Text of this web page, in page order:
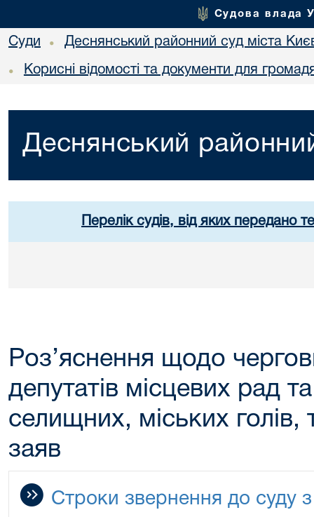
Судова влада
Суди • Деснянський районний суд міста
• Корисні відомості та документи для
Деснянський
Перелік судів, від яких передано
Роз’яснення щодо
депутатів місцевих рад
селищних, міських голів,
заяв
Строки звернення до суду